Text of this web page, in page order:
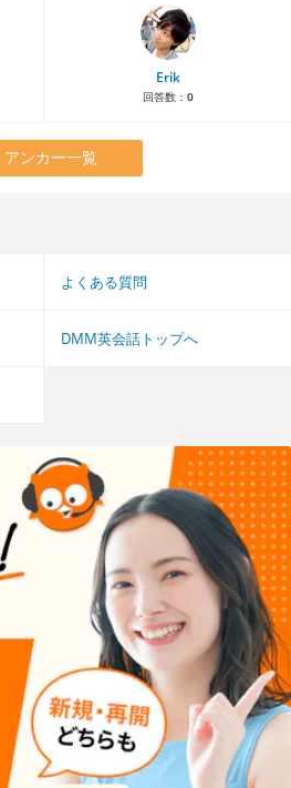
Erik
回答数： 0
アンカー一覧
よくある質問
DMM英会話トップへ